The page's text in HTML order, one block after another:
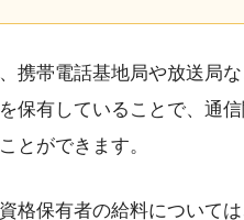
携帯電話基地局や放送局
保有していることで、通
とができます。
格保有者の給料について